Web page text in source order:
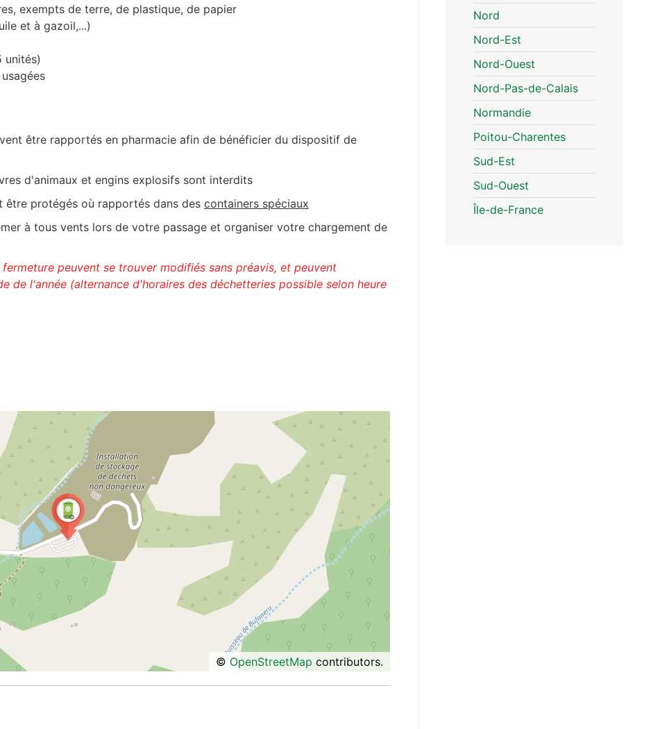
exempts de terre, de plastique, de papier
et à gazoil,...)
unités)
être rapportés en pharmacie afin de bénéficier du dispositif de
d'animaux et engins explosifs sont interdits
protégés où rapportés dans des containers spéciaux
à tous vents lors de votre passage et organiser votre chargement de
peuvent se trouver modifiés sans préavis, et peuvent
de l'année (alternance d'horaires des déchetteries possible selon heure
© OpenStreetMap contributors.
Nord
Nord-Est
Nord-Ouest
Nord-Pas-de-Calais
Normandie
Poitou-Charentes
Sud-Est
Sud-Ouest
Île-de-France